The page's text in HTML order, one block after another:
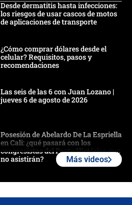
Desde dermatitis hasta infecciones:
los riesgos de usar cascos de motos
de aplicaciones de transporte
¿Cómo comprar dólares desde el
celular? Requisitos, pasos y
recomendaciones
Las seis de las 6 con Juan Lozano |
jueves 6 de agosto de 2026
Posesión de Abelardo De La Espriella
en Cali: ¿qué pasará con los
congresistas del Pacto Histórico que
no asistirán?
Más videos